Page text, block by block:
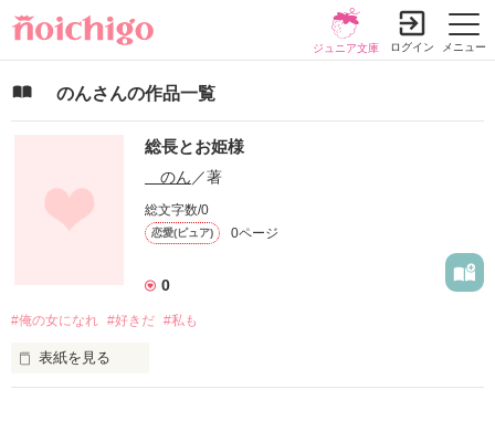
メニュー
ジュニア文庫 ログイン
のんさんの作品一覧
総長とお姫様
のん ／著
総文字数/0
恋愛(ピュア) 0ページ
0
#俺の女になれ #好きだ #私も
表紙を見る